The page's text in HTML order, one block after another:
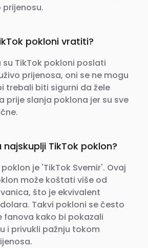
prijenosu.
pokloni vratiti?
su TikTok pokloni poslati
prijenosa, oni se ne mogu
trebali biti sigurni da žele
prije slanja poklona jer su sve
TikTok poklon?
je 'TikTok Svemir'. Ovaj
može koštati više od
što je ekvivalent
Takvi pokloni se često
fanova kako bi pokazali
i privukli pažnju tokom